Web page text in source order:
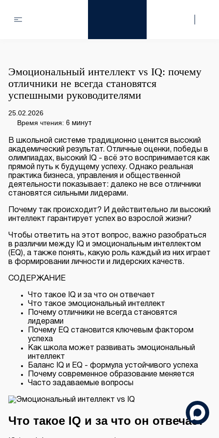
Эмоциональный интеллект vs IQ: почему
отличники не всегда становятся
успешными руководителями
25.02.2026
Время чтения: 6 минут
В школьной системе традиционно ценится высокий
академический результат. Отличные оценки, победы в
олимпиадах, высокий IQ - всё это воспринимается как
прямой путь к будущему успеху. Однако реальная
практика бизнеса, управления и общественной
деятельности показывает: далеко не все отличники
становятся сильными лидерами.
Почему так происходит? И действительно ли высокий
интеллект гарантирует успех во взрослой жизни?
Чтобы ответить на этот вопрос, важно разобраться
в различии между IQ и эмоциональным интеллектом
(EQ), а также понять, какую роль каждый из них играет
в формировании личности и лидерских качеств.
СОДЕРЖАНИЕ
Что такое IQ и за что он отвечает
Что такое эмоциональный интеллект
Почему отличники не всегда становятся
лидерами
Почему EQ становится ключевым фактором
успеха
Как школа может развивать эмоциональный
интеллект
Баланс IQ и EQ - формула устойчивого успеха
Почему современное образование меняется
Часто задаваемые вопросы
Что такое IQ и за что он отвечает